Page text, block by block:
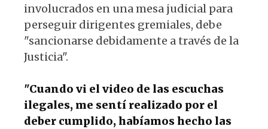
involucrados en una mesa judicial para
perseguir dirigentes gremiales, debe
"sancionarse debidamente a través de la
Justicia".
"Cuando vi el video de las escuchas
ilegales, me sentí realizado por el
deber cumplido, habíamos hecho las